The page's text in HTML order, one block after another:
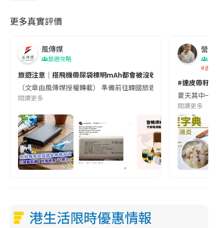
更多真實評價
風傳媒
旅遊攻略
旅遊注意｜搭飛機帶尿袋標明mAh都會被沒收😱出發前切記檢查
（文章由風傳媒授權轉載） 準備前往韓國旅遊的民眾，近期要
閱讀更多
營養
香港
#連皮帶籽
夏天其中一
閱讀更多
港生活限時優惠情報